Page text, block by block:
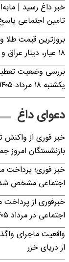
خبر داغ رسید |
تامین اجتماعی
۱۸ عیار، دینار عراق و ارز دیجیتال چند؟
بررسی وضعیت
یکشنبه ۱۸ مرداد ۱۴۰۵
دعوای داغ
خبر فوری از واکنش
بازنشستگان امروز جمعه ۱۶
خبر فوری؛ پرداخت
اجتماعی مشخص
خبرفوری از پرداخت
اجتماعی در مرداد ۱۴۰۵
واقعیت ماجرای
از دریای خزر